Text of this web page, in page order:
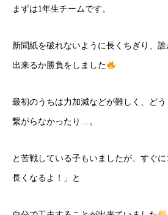
まずは1年生チームです。
新聞紙を破れないように長くちぎり、
出来るか勝負をしました
最初のうちは力加減などが難しく、ど
繋がらなかったり…。
と苦戦している子もいましたが、すぐ
長くなるよ！」と